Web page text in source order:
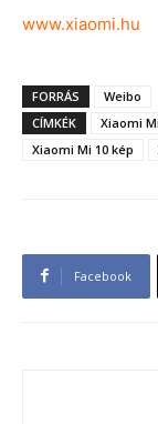
www.xiaomi.hu
FORRÁS
Weibo
CÍMKÉK
Xiaomi
Xiaomi Mi 10 kép
Facebook